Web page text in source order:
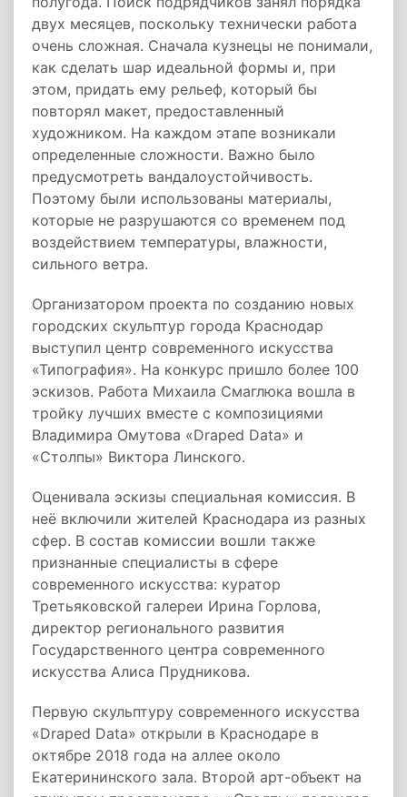
двух месяцев, поскольку технически работа
очень сложная. Сначала кузнецы не понимали,
как сделать шар идеальной формы и, при
этом, придать ему рельеф, который бы
повторял макет, предоставленный
художником. На каждом этапе возникали
определенные сложности. Важно было
предусмотреть вандалоустойчивость.
Поэтому были использованы материалы,
которые не разрушаются со временем под
воздействием температуры, влажности,
сильного ветра.
Организатором проекта по созданию новых
городских скульптур города Краснодар
выступил центр современного искусства
«Типография». На конкурс пришло более 100
эскизов. Работа Михаила Смаглюка вошла в
тройку лучших вместе с композициями
Владимира Омутова «Draped Data» и
«Столпы» Виктора Линского.
Оценивала эскизы специальная комиссия. В
неё включили жителей Краснодара из разных
сфер. В состав комиссии вошли также
признанные специалисты в сфере
современного искусства: куратор
Третьяковской галереи Ирина Горлова,
директор регионального развития
Государственного центра современного
искусства Алиса Прудникова.
Первую скульптуру современного искусства
«Draped Data» открыли в Краснодаре в
октябре 2018 года на аллее около
Екатерининского зала. Второй арт-объект на